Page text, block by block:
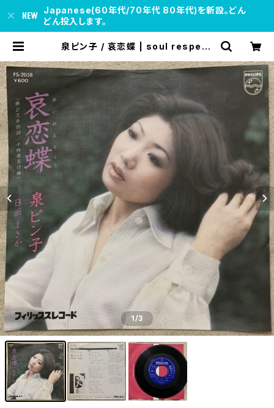
Japanese(60年代/70年代 80年代)を新設。どん
どん投入します。
泉ピン子 / 哀恋蝶 | soul respect
1/3